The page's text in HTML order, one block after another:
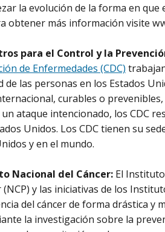
la evolución de la forma en
obtener más información visite
para el Control y la
de Enfermedades (CDC)
de las personas en los Estados
curables o
ataque intencionado, los CDC
Unidos. Los CDC tienen su
y en el mundo.
Nacional del Cáncer: El
(NCP) y las iniciativas de los
del cáncer de forma drástica y
la investigación sobre la